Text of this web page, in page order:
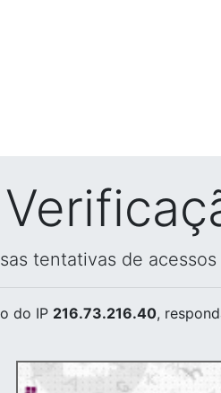
tentativas de
do IP 216.73.216.40,